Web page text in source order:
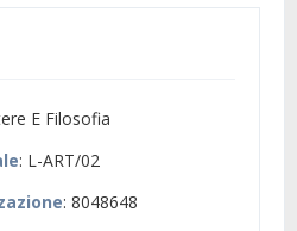
E Filosofia
: L-ART/02
: 8048648